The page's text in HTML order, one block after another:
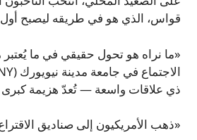
قواس، الذي هو في طريقه ليصبح أول
«ما نراه هو تحول حقيقي في ما يُعتبر
ذي علاقات واسعة — تُعدّ هزيمة كبرى
«ذهب الأمريكيون إلى صناديق